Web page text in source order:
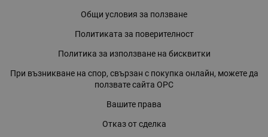
Общи условия за ползване
Политиката за поверителност
Политика за използване на бисквитки
При възникване на спор, свързан с покупка онлайн, можете да
ползвате сайта ОРС
Вашите права
Отказ от сделка